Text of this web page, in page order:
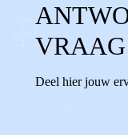
VRAAG
Deel hier jouw